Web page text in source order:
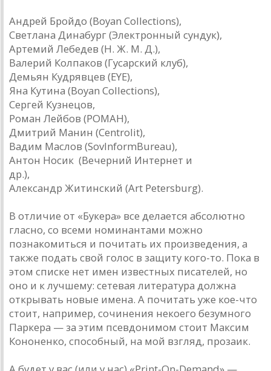
Андрей Бройдо (Boyan Collections),
Светлана Динабург (Электронный сундук),
Артемий Лебедев (Н. Ж. М. Д.),
Валерий Колпаков (Гусарский клуб),
Демьян Кудрявцев (EYE),
Яна Кутина (Boyan Collections),
Сергей Кузнецов,
Роман Лейбов (POMAH),
Дмитрий Манин (Centrolit),
Вадим Маслов (SovInformBureau),
Антон Носик (Вечерний Интернет и
др.),
Александр Житинский (Art Petersburg).
В отличие от «Букера» все делается абсолютно
гласно, со всеми номинантами можно
познакомиться и почитать их произведения, а
также подать свой голос в защиту кого-то. Пока в
этом списке нет имен известных писателей, но
оно и к лучшему: сетевая литература должна
открывать новые имена. А почитать уже кое-что
стоит, например, сочинения некоего безумного
Паркера — за этим псевдонимом стоит Максим
Кононенко, способный, на мой взгляд, прозаик.